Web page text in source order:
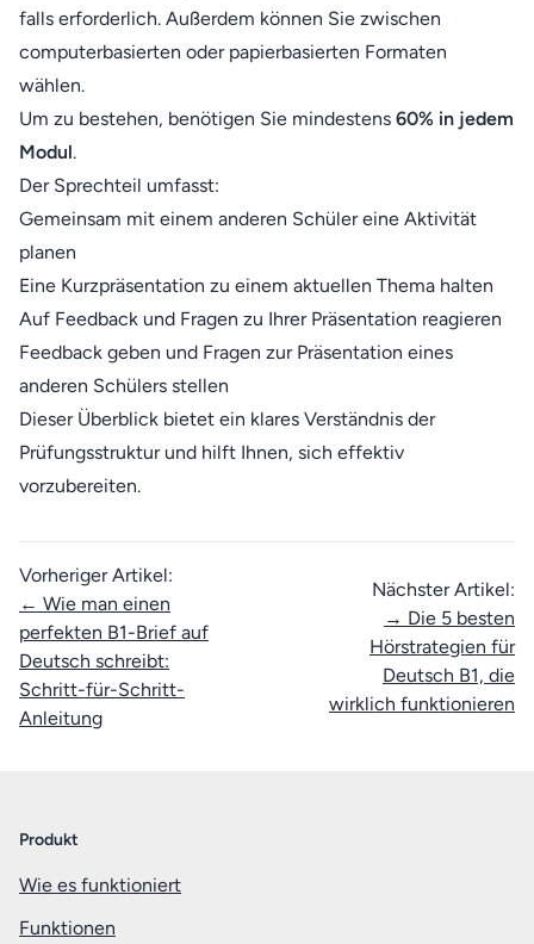
falls erforderlich. Außerdem können Sie zwischen
computerbasierten oder papierbasierten Formaten
wählen.
Um zu bestehen, benötigen Sie mindestens 60% in jedem
Modul.
Der Sprechteil umfasst:
Gemeinsam mit einem anderen Schüler eine Aktivität
planen
Eine Kurzpräsentation zu einem aktuellen Thema halten
Auf Feedback und Fragen zu Ihrer Präsentation reagieren
Feedback geben und Fragen zur Präsentation eines
anderen Schülers stellen
Dieser Überblick bietet ein klares Verständnis der
Prüfungsstruktur und hilft Ihnen, sich effektiv
vorzubereiten.
Vorheriger Artikel:
← Wie man einen
perfekten B1-Brief auf
Deutsch schreibt:
Schritt-für-Schritt-
Anleitung
Nächster Artikel:
→ Die 5 besten
Hörstrategien für
Deutsch B1, die
wirklich funktionieren
Produkt
Wie es funktioniert
Funktionen